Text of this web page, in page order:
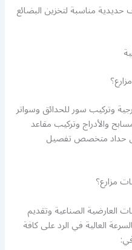
مناسبة لتخزين البضائع
وتركيب سور للحدائق وسواتر
والأدراج وتركيب مقاعد
حداد متخصص تفصيل
مزارع؟
العارضية الصناعية وتقديم
العالية في الرد على كافة